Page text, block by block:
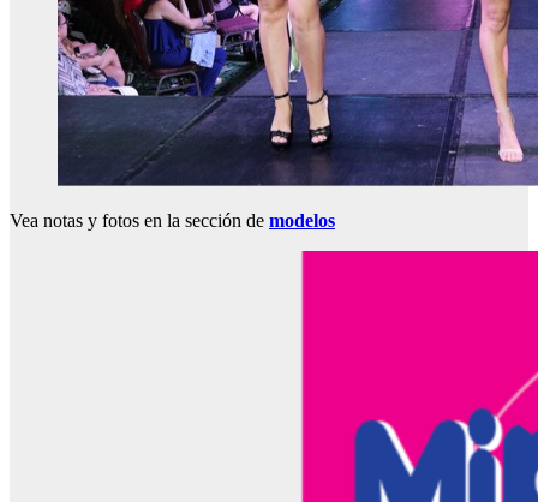
Vea notas y fotos en la sección de modelos